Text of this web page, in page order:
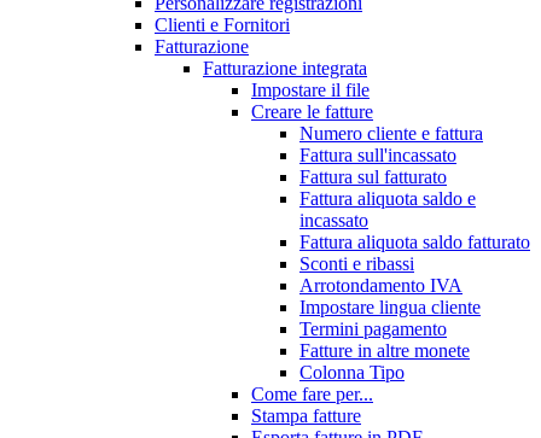
Clienti e Fornitori
Fatturazione
Fatturazione integrata
Impostare il file
Creare le fatture
Numero cliente e fattura
Fattura sull'incassato
Fattura sul fatturato
Fattura aliquota saldo e
incassato
Fattura aliquota saldo fatturato
Sconti e ribassi
Arrotondamento IVA
Impostare lingua cliente
Termini pagamento
Fatture in altre monete
Colonna Tipo
Come fare per...
Stampa fatture